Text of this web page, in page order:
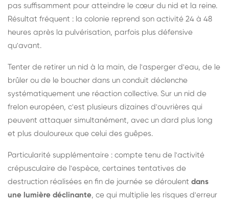
pas suffisamment pour atteindre le cœur du nid et la reine.
Résultat fréquent : la colonie reprend son activité 24 à 48
heures après la pulvérisation, parfois plus défensive
qu'avant.
Tenter de retirer un nid à la main, de l'asperger d'eau, de le
brûler ou de le boucher dans un conduit déclenche
systématiquement une réaction collective. Sur un nid de
frelon européen, c'est plusieurs dizaines d'ouvrières qui
peuvent attaquer simultanément, avec un dard plus long
et plus douloureux que celui des guêpes.
Particularité supplémentaire : compte tenu de l'activité
crépusculaire de l'espèce, certaines tentatives de
destruction réalisées en fin de journée se déroulent dans
une lumière déclinante, ce qui multiplie les risques d'erreur